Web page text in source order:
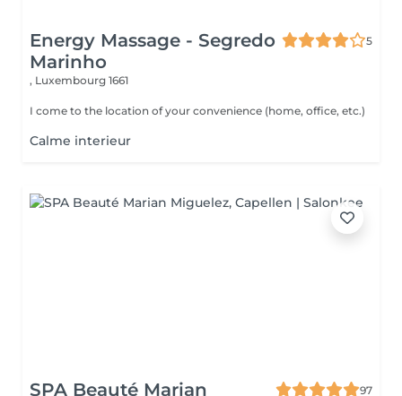
Energy Massage - Segredo
Marinho
5
, Luxembourg 1661
I come to the location of your convenience (home, office, etc.)
Calme interieur
SPA Beauté Marian
97